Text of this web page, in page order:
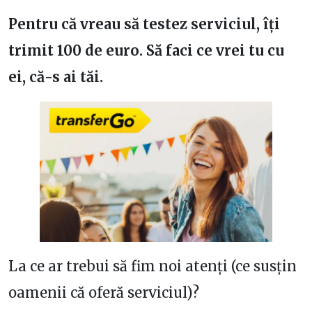
Pentru că vreau să testez serviciul, îți
trimit 100 de euro. Să faci ce vrei tu cu
ei, că-s ai tăi.
La ce ar trebui să fim noi atenți (ce susțin
oamenii că oferă serviciul)?